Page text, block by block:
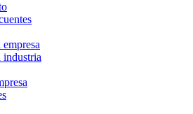
industria